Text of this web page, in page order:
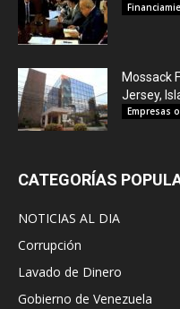
Mossack
Jersey,
Empresas
CATEGORÍAS
NOTICIAS AL DIA
Corrupción
Lavado de Dinero
Gobierno de Venezuela